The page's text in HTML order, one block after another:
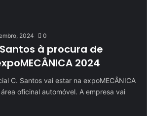
2024 0
à procura de
2024
C. Santos vai estar na expoMECÂNICA
oficinal automóvel. A empresa vai